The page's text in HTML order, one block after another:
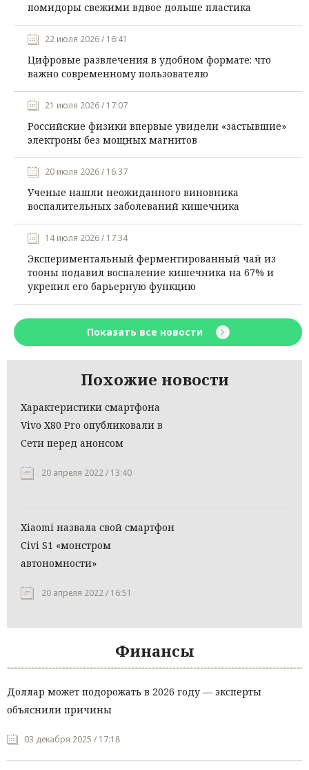
помидоры свежими вдвое дольше пластика
22 июля 2026 / 16:41
Цифровые развлечения в удобном формате: что
важно современному пользователю
21 июля 2026 / 17:07
Российские физики впервые увидели «застывшие»
электроны без мощных магнитов
20 июля 2026 / 16:37
Ученые нашли неожиданного виновника
воспалительных заболеваний кишечника
14 июля 2026 / 17:34
Экспериментальный ферментированный чай из
тооны подавил воспаление кишечника на 67% и
укрепил его барьерную функцию
Показать все новости
Похожие новости
Характеристики смартфона
Vivo X80 Pro опубликовали в
Сети перед анонсом
20 апреля 2022 / 13:40
Xiaomi назвала свой смартфон
Civi S1 «монстром
автономности»
20 апреля 2022 / 16:51
Финансы
Доллар может подорожать в 2026 году — эксперты
объяснили причины
03 декабря 2025 / 17:18